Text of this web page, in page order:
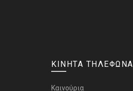
ΚΙΝΗΤΑ ΤΗΛΕΦΩΝΑ
Καινούρια